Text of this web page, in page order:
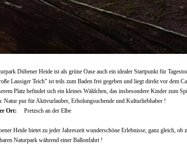
Dübener Heide ist als grüne Oase auch ein idealer Startpunkt für
Lausiger Teich" ist teils zum Baden frei gegeben und liegt direkt vor dem
Platz befindet sich ein kleines Wäldchen, das insbesondere Kinder zum
Natur pur für Aktivurlauber, Erholungsuchende und Kulturliebhaber !
Ort:
Pretzsch an der Elbe
Heide bietet zu jeder Jahreszeit wunderschöne Erlebnisse, ganz gleich,
Naturpark während einer Ballonfahrt !